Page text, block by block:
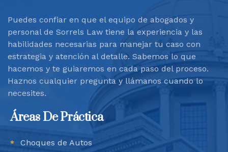
Puedes confiar en que el equipo de abogados y
personal de Sorrels Law tiene la experiencia y las
habilidades necesarias para manejar tu caso con
estrategia y atención al detalle. Sabemos lo que
hacemos y te guiaremos en cada paso del proceso.
Haznos cualquier pregunta y llámanos cuando lo
necesites.
Áreas De Práctica
Choques de Autos